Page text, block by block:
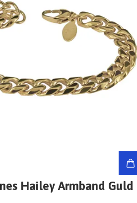
Hailey Armband Guld